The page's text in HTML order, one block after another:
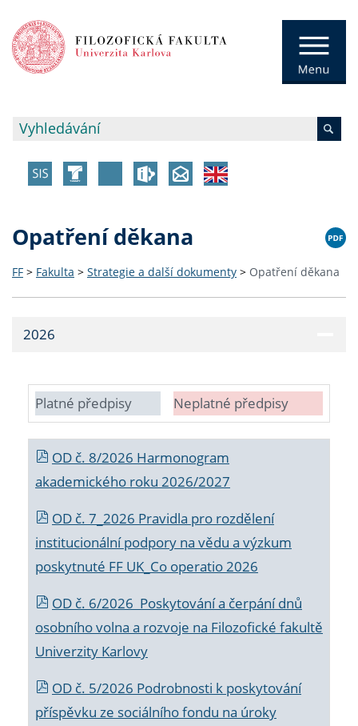
Opatření děkana
FF > Fakulta > Strategie a další dokumenty > Opatření děkana
2026
Platné předpisy Neplatné předpisy
OD č. 8/2026 Harmonogram
akademického roku 2026/2027
OD č. 7_2026 Pravidla pro rozdělení
institucionální podpory na vědu a výzkum
poskytnuté FF UK_Co operatio 2026
OD č. 6/2026 Poskytování a čerpání dnů
osobního volna a rozvoje na Filozofické fakultě
Univerzity Karlovy
OD č. 5/2026 Podrobnosti k poskytování
příspěvku ze sociálního fondu na úroky